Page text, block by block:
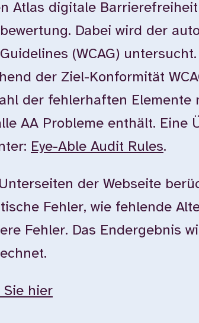
Atlas digitale
Dabei wird der
(WCAG)
der Ziel-Konformität
der fehlerhaften Elemente
AA Probleme enthält. Eine
Eye-Able Audit Rules.
der Webseite
Fehler, wie fehlende
Fehler. Das Endergebnis
Sie hier